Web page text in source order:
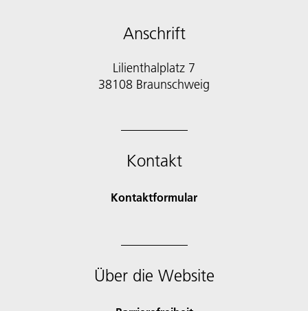
Anschrift
Lilienthalplatz 7
38108 Braunschweig
Kontakt
Kontaktformular
Über die Website